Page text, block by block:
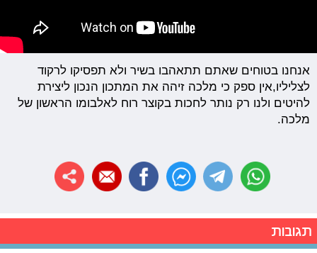
אנחנו בטוחים שאתם תתאהבו בשיר ולא תפסיקו לרקוד
לצליליו,אין ספק כי מלכה זיהה את המתכון הנכון ליצירת
להיטים ולנו רק נותר לחכות בקוצר רוח לאלבומו הראשון של
מלכה.
תגובות